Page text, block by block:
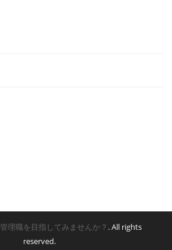
管理職を目指してみませんか？ . All rights
reserved.